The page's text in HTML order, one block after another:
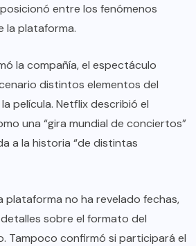
entre los fenómenos
la plataforma.
la compañía, el espectáculo
distintos elementos del
película. Netflix describió el
una “gira mundial de conciertos”
a la historia “de distintas
plataforma no ha revelado fechas,
sobre el formato del
Tampoco confirmó si participará el